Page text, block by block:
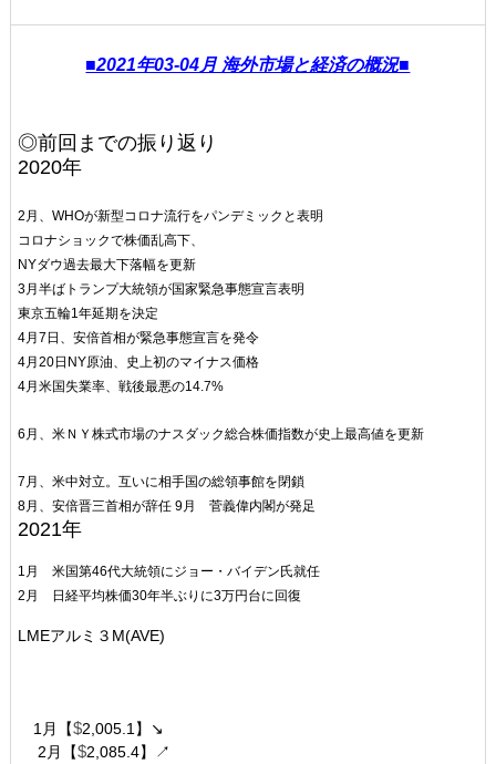
■2021年03-04月 海外市場と経済の概況■
◎前回までの振り返り
2020年
2月、​​​​​​WHOが新型コロナ流行をパンデミックと表明
コロナショックで株価乱高下、
NYダウ過去最大下落幅を更新
3月半ばトランプ大統領が国家緊急事態宣言表明
東京五輪1 年延期を決定
4月7日、安倍首相が緊急事態宣言を発令
4月20日NY原油、史上初のマイナス価格
4月米国失業率、戦後最悪の14.7%
6 月、米ＮＹ株式市場のナスダック総合株価指数が史上最高値を更新
7月、米中対立。互いに相手国の総領事館を閉鎖
8月、安倍晋三首相が辞任 9月 菅義偉内閣が発足
2021年
1月 米国第46代大統領にジョー・バイデン氏就任
2月 日経平均株価30年半ぶりに3万円台に回復
LMEアルミ３ M(AVE)
1月【$2,005.1】
↘
2 月【$2,085.4】
↗